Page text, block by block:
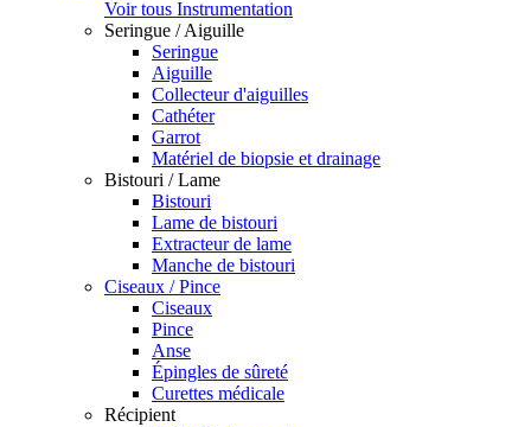
Voir tous Instrumentation
Seringue / Aiguille
Seringue
Aiguille
Collecteur d'aiguilles
Cathéter
Garrot
Matériel de biopsie et drainage
Bistouri / Lame
Bistouri
Lame de bistouri
Extracteur de lame
Manche de bistouri
Ciseaux / Pince
Ciseaux
Pince
Anse
Épingles de sûreté
Curettes médicale
Récipient